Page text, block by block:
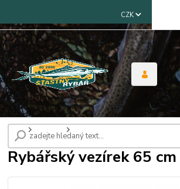
CZK
Úvod Síťoviny Rybářský vezírek 65 cm
Rybářský vezírek 65 cm